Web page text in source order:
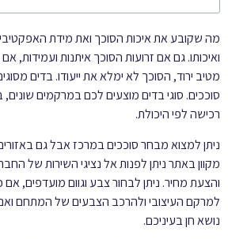
מה שקובע את איכות הסוכך ואת מידת
ואיכותו. גם אם זרועות הסוכך איתנות ועמידות,
מטיב ירוד, הסוכך לא ימלא את ייעודו. בדים
סוככים. סוגי בדים מוצעים לכם במרקמים
רכישה לפי היכולת.
ניתן למצוא מבחר סוככים במרכז אבל גם
מקוון באתר ניתן לפנות אל נציגי השירות של
והצעת מחיר. ניתן לבחור צבע וגוום מועדפים,
למרקם העיצובי ולהרכב הצבעים של המתחם
נושא חן בעיניכם.